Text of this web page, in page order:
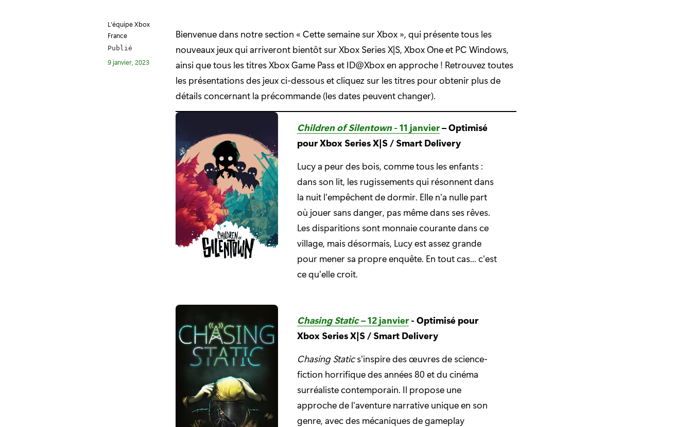
e
L'équipe Xbox
France
Publié
9 janvier, 2023
Bienvenue dans notre section « Cette semaine sur Xbox », qui présente tous les
nouveaux jeux qui arriveront bientôt sur Xbox Series X|S, Xbox One et PC Windows,
ainsi que tous les titres Xbox Game Pass et ID@Xbox en approche ! Retrouvez toutes
les présentations des jeux ci-dessous et cliquez sur les titres pour obtenir plus de
détails concernant la précommande (les dates peuvent changer).
Children of Silentown- 11 janvier– Optimisé
pour Xbox Series X|S / Smart Delivery
Lucy a peur des bois, comme tous les enfants :
dans son lit, les rugissements qui résonnent dans
la nuit l'empêchent de dormir. Elle n'a nulle part
où jouer sans danger, pas même dans ses rêves.
Les disparitions sont monnaie courante dans ce
village, mais désormais, Lucy est assez grande
pour mener sa propre enquête. En tout cas... c'est
ce qu'elle croit.
Chasing Static– 12 janvier- Optimisé pour
Xbox Series X|S / Smart Delivery
Chasing Statics'inspire des œuvres de science-
fiction horrifique des années 80 et du cinéma
surréaliste contemporain. Il propose une
approche de l'aventure narrative unique en son
genre, avec des mécaniques de gameplay